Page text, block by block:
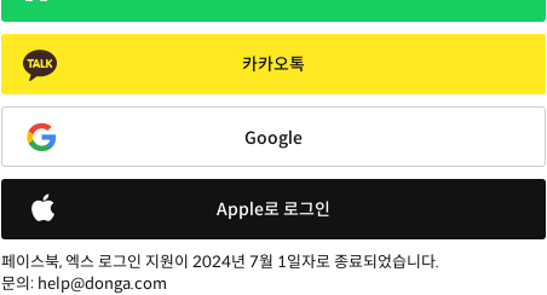
카카오톡
Google
Apple로 로그인
페이스북, 엑스 로그인 지원이 2024년 7월 1일자로 종료되었습니다.
문의: help@donga.com